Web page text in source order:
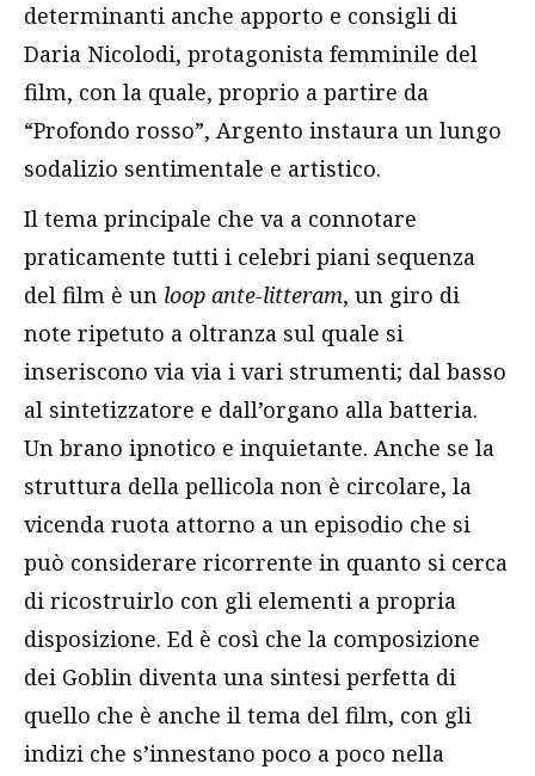
determinanti anche apporto e consigli di
Daria Nicolodi, protagonista femminile del
film, con la quale, proprio a partire da
“Profondo rosso”, Argento instaura un lungo
sodalizio sentimentale e artistico.
Il tema principale che va a connotare
praticamente tutti i celebri piani sequenza
del film è un loop ante-litteram, un giro di
note ripetuto a oltranza sul quale si
inseriscono via via i vari strumenti; dal basso
al sintetizzatore e dall’organo alla batteria.
Un brano ipnotico e inquietante. Anche se la
struttura della pellicola non è circolare, la
vicenda ruota attorno a un episodio che si
può considerare ricorrente in quanto si cerca
di ricostruirlo con gli elementi a propria
disposizione. Ed è così che la composizione
dei Goblin diventa una sintesi perfetta di
quello che è anche il tema del film, con gli
indizi che s’innestano poco a poco nella